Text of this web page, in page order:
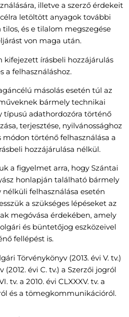
illetve a szerző érdekeit
letöltött anyagok további
és e tilalom megszegése
von maga után.
kifejezett írásbeli hozzájárulás
a felhasználáshoz.
másolás esetén túl az
bármely technikai
típusú adathordozóra történő
terjesztése, nyilvánossághoz
módon történő felhasználása a
hozzájárulása nélkül.
a figyelmet arra, hogy Szántai
honlapján található bármely
felhasználása esetén
a szükséges lépéseket az
megóvása érdekében, amely
és büntetőjog eszközeivel
fellépést is.
Törvénykönyv (2013. évi V. tv.)
évi C. tv.) a Szerzői jogról
tv. a 2010. évi CLXXXV. tv. a
és a tömegkommunikációról.